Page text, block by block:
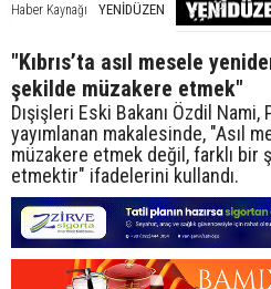
Haber Kaynağı YENİDÜZEN
"Kıbrıs’ta asıl mesele
şekilde müzakere etmek"
Dışişleri Eski Bakanı Özdil Nami,
yayımlanan makalesinde, "Asıl
müzakere etmek değil, farklı bir
etmektir" ifadelerini kullandı.